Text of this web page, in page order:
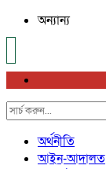
অন্যান্য
অর্থনীতি
আইন-আদালত